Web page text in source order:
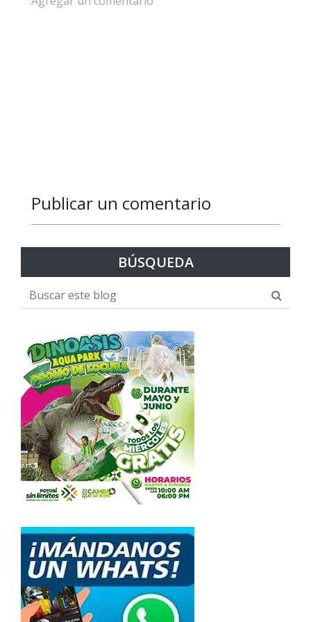
Publicar un comentario
BÚSQUEDA